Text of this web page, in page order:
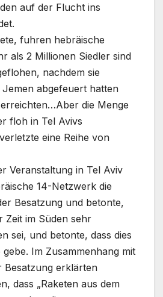
auf der Flucht ins
fuhren hebräische
als 2 Millionen Siedler sind
nachdem sie
Jemen abgefeuert hatten
die Menge
floh in Tel Avivs
eine Reihe von
Veranstaltung in Tel Aviv
14-Netzwerk die
Besatzung und betonte,
Zeit im Süden sehr
sei, und betonte, dass dies
Im Zusammenhang mit
Besatzung erklärten
dass „Raketen aus dem